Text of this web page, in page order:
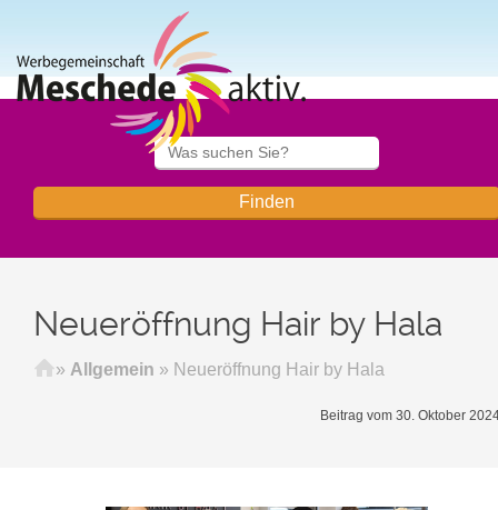
Neueröffnung Hair by Hala
Startseite
» Allgemein » Neueröffnung Hair by Hala
Beitrag vom 30. Oktober